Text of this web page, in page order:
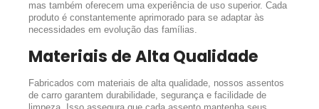
mas também oferecem uma experiência de uso superior. Cada
produto é constantemente aprimorado para se adaptar às
necessidades em evolução das famílias.
Materiais de Alta Qualidade
Fabricados com materiais de alta qualidade, nossos assentos
de carro garantem durabilidade, segurança e facilidade de